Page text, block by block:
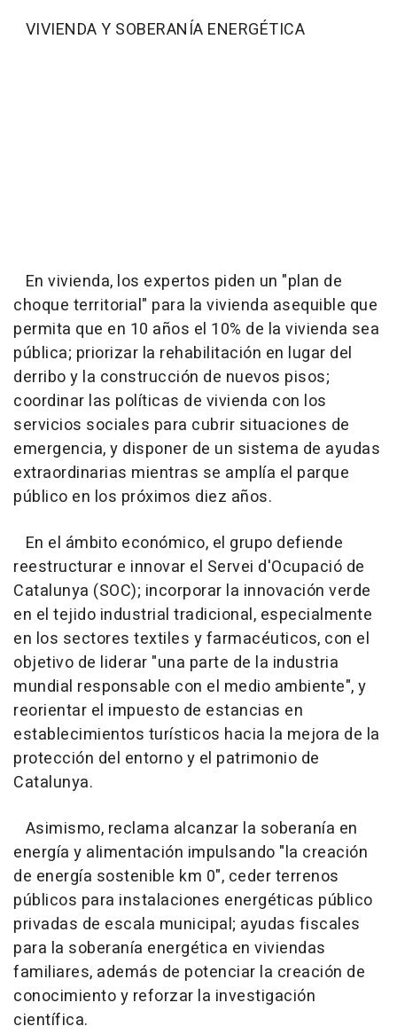
VIVIENDA Y SOBERANÍA ENERGÉTICA
En vivienda, los expertos piden un "plan de
choque territorial" para la vivienda asequible que
permita que en 10 años el 10% de la vivienda sea
pública; priorizar la rehabilitación en lugar del
derribo y la construcción de nuevos pisos;
coordinar las políticas de vivienda con los
servicios sociales para cubrir situaciones de
emergencia, y disponer de un sistema de ayudas
extraordinarias mientras se amplía el parque
público en los próximos diez años.
En el ámbito económico, el grupo defiende
reestructurar e innovar el Servei d'Ocupació de
Catalunya (SOC); incorporar la innovación verde
en el tejido industrial tradicional, especialmente
en los sectores textiles y farmacéuticos, con el
objetivo de liderar "una parte de la industria
mundial responsable con el medio ambiente", y
reorientar el impuesto de estancias en
establecimientos turísticos hacia la mejora de la
protección del entorno y el patrimonio de
Catalunya.
Asimismo, reclama alcanzar la soberanía en
energía y alimentación impulsando "la creación
de energía sostenible km 0", ceder terrenos
públicos para instalaciones energéticas público
privadas de escala municipal; ayudas fiscales
para la soberanía energética en viviendas
familiares, además de potenciar la creación de
conocimiento y reforzar la investigación
científica.